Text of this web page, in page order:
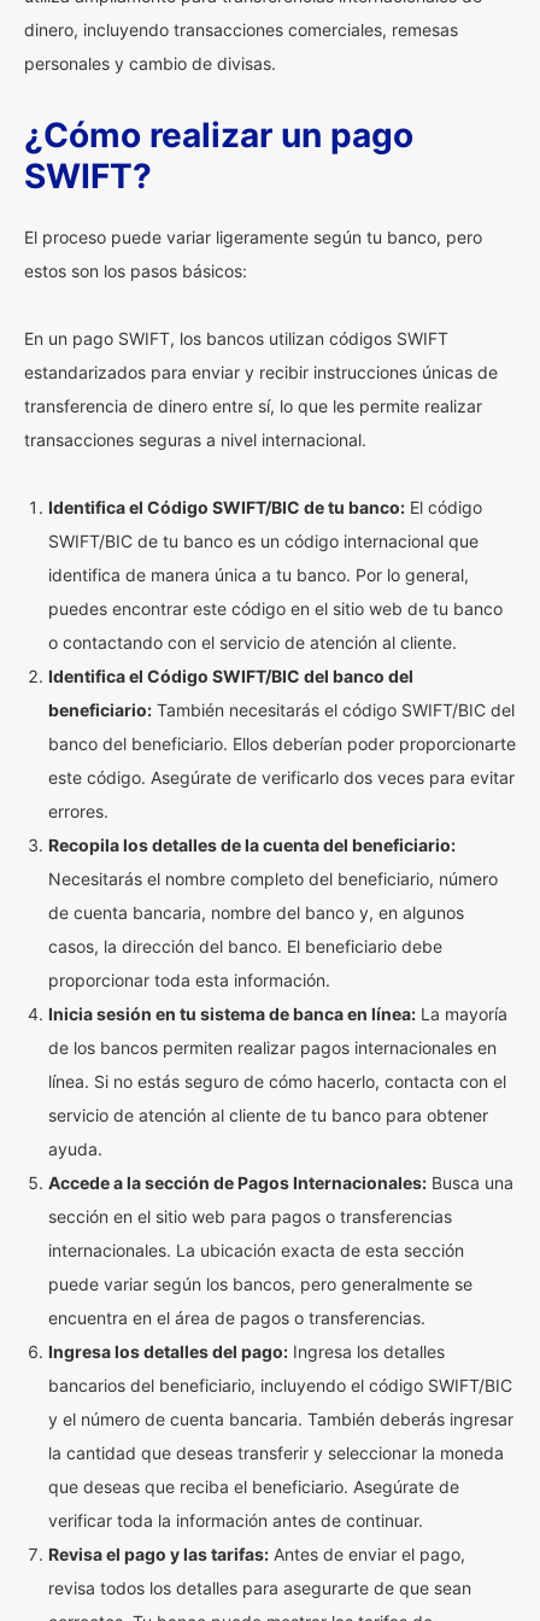
dinero, incluyendo transacciones comerciales, remesas
personales y cambio de divisas.
¿Cómo realizar un pago
SWIFT?
El proceso puede variar ligeramente según tu banco, pero
estos son los pasos básicos:
En un pago SWIFT, los bancos utilizan códigos SWIFT
estandarizados para enviar y recibir instrucciones únicas de
transferencia de dinero entre sí, lo que les permite realizar
transacciones seguras a nivel internacional.
Identifica el Código SWIFT/BIC de tu banco: El código
SWIFT/BIC de tu banco es un código internacional que
identifica de manera única a tu banco. Por lo general,
puedes encontrar este código en el sitio web de tu banco
o contactando con el servicio de atención al cliente.
Identifica el Código SWIFT/BIC del banco del
beneficiario: También necesitarás el código SWIFT/BIC del
banco del beneficiario. Ellos deberían poder proporcionarte
este código. Asegúrate de verificarlo dos veces para evitar
errores.
Recopila los detalles de la cuenta del beneficiario:
Necesitarás el nombre completo del beneficiario, número
de cuenta bancaria, nombre del banco y, en algunos
casos, la dirección del banco. El beneficiario debe
proporcionar toda esta información.
Inicia sesión en tu sistema de banca en línea: La mayoría
de los bancos permiten realizar pagos internacionales en
línea. Si no estás seguro de cómo hacerlo, contacta con el
servicio de atención al cliente de tu banco para obtener
ayuda.
Accede a la sección de Pagos Internacionales: Busca una
sección en el sitio web para pagos o transferencias
internacionales. La ubicación exacta de esta sección
puede variar según los bancos, pero generalmente se
encuentra en el área de pagos o transferencias.
Ingresa los detalles del pago: Ingresa los detalles
bancarios del beneficiario, incluyendo el código SWIFT/BIC
y el número de cuenta bancaria. También deberás ingresar
la cantidad que deseas transferir y seleccionar la moneda
que deseas que reciba el beneficiario. Asegúrate de
verificar toda la información antes de continuar.
Revisa el pago y las tarifas: Antes de enviar el pago,
revisa todos los detalles para asegurarte de que sean